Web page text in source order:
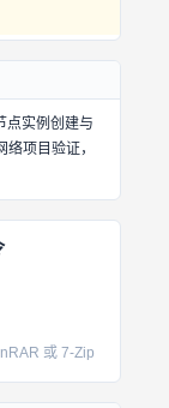
点实例创建与
项目验证，
或 7-Zip